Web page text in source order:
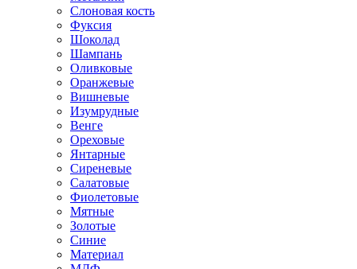
Слоновая кость
Фуксия
Шоколад
Шампань
Оливковые
Оранжевые
Вишневые
Изумрудные
Венге
Ореховые
Янтарные
Сиреневые
Салатовые
Фиолетовые
Мятные
Золотые
Синие
Материал